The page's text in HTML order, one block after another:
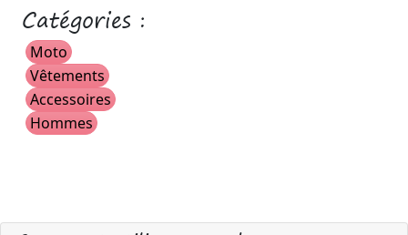
Catégories :
Moto
Vêtements
Accessoires
Hommes